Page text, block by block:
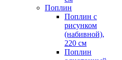
Поплин
Поплин с
рисунком
(набивной),
220 см
Поплин